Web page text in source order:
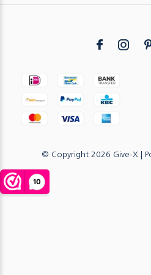
© Copyright 2026 Give-X |